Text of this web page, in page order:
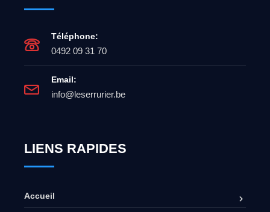
Téléphone:
0492 09 31 70
Email:
info@leserrurier.be
LIENS RAPIDES
Accueil